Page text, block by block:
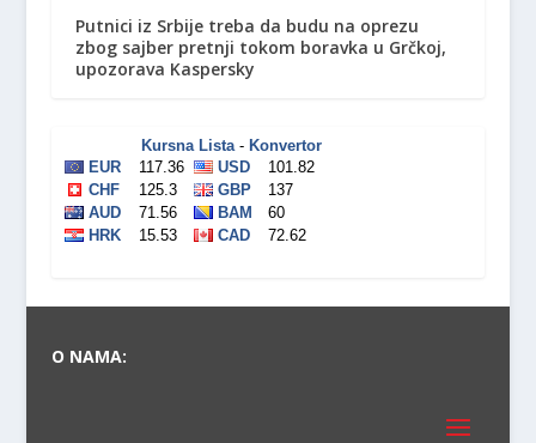
Putnici iz Srbije treba da budu na oprezu
zbog sajber pretnji tokom boravka u Grčkoj,
upozorava Kaspersky
O NAMA: